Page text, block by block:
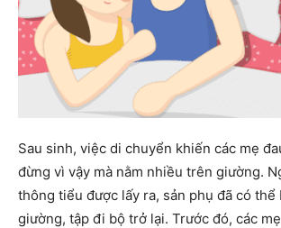
Sau sinh, việc di chuyển khiến các mẹ
đừng vì vậy mà nằm nhiều trên giường.
thông tiểu được lấy ra, sản phụ đã có thể
giường, tập đi bộ trở lại. Trước đó, các